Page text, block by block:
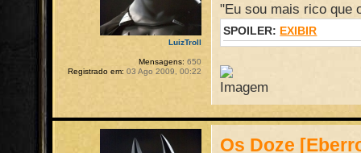
"Eu sou mais rico que
SPOILER: EXIBIR
LuizTroll
Mensagens: 650
Registrado em: 03 Ago 2009, 00:22
Os Doze